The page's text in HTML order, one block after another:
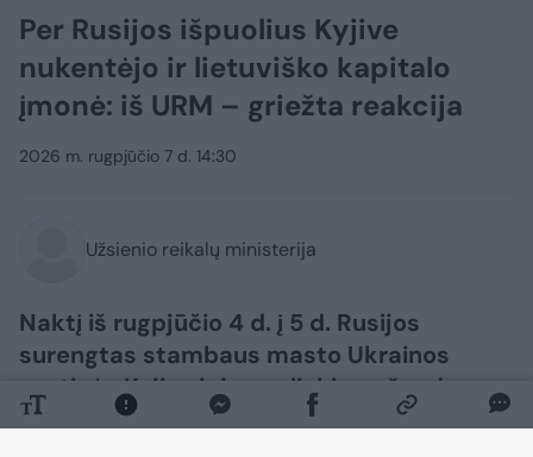
Per Rusijos išpuolius Kyjive
nukentėjo ir lietuviško kapitalo
įmonė: iš URM – griežta reakcija
2026 m. rugpjūčio 7 d. 14:30
Užsienio reikalų ministerija
Naktį iš rugpjūčio 4 d. į 5 d. Rusijos
surengtas stambaus masto Ukrainos
sostinės Kyjivo ir jo apylinkių apšaudymas
nusinešė mažiausiai 17 civilių gyventojų